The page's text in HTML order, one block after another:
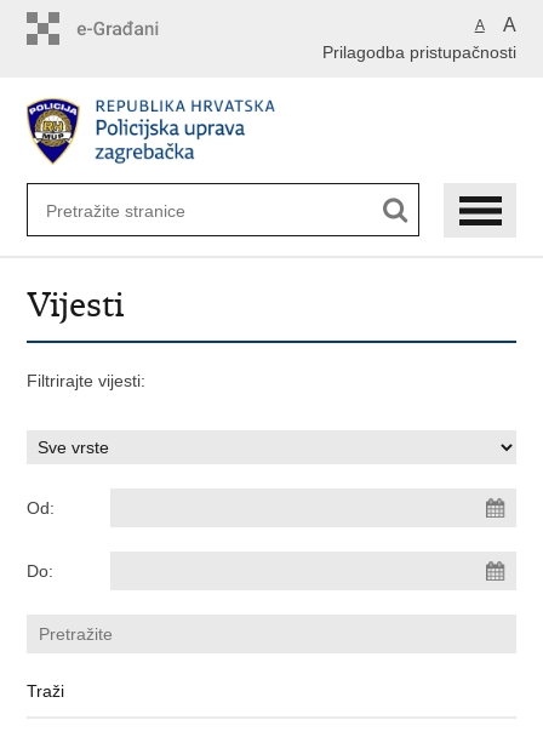
A A
Prilagodba pristupačnosti
Vijesti
Filtrirajte vijesti:
Od:
Do: